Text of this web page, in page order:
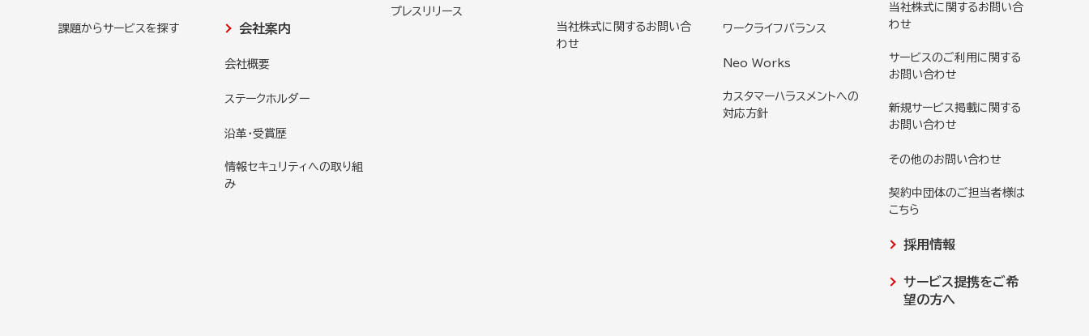
課題からサービスを探す 会社案内
会社概要
ステークホルダー
沿革・受賞歴
情報セキュリティへの取り組
み
プレスリリース
当社株式に関するお問い合
わせ
ワークライフバランス
Neo Works
カスタマーハラスメントへの
対応方針
当社株式に関するお問い合
わせ
サービスのご利用に関する
お問い合わせ
新規サービス掲載に関する
お問い合わせ
その他のお問い合わせ
契約中団体のご担当者様は
こちら
採用情報
サービス提携をご希
望の方へ